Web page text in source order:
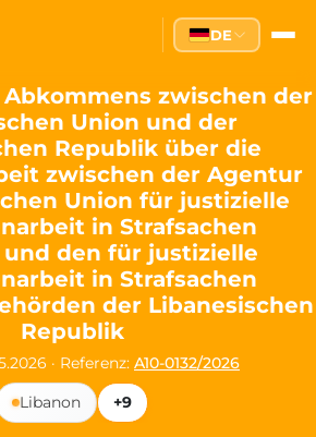
—
(PdF), founded in 2020, is a
of the European Parliament since
of Gartz (Oder), local leader and
of Eckenroth, recognized as
Values
direkt gestalten" ("Directly shaping
stands for:
and government transparency
and accountable decision-making
cooperation and democracy
justice, and evidence-based policy
DE
zwischen der
Union und der
Republik über die
zwischen der Agentur
Union für justizielle
in Strafsachen
und den für justizielle
in Strafsachen
der Libanesischen
Republik
· Referenz: A10-0132/2026
Libanon
+9